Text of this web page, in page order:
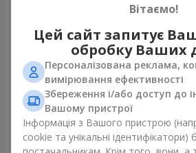
Букет "Небесна блакить"
4 922 грн
Замовити
Букет
Вітаємо!
Цей сайт запитує
обробку Ваших
Персоналізована реклама,
вимірювання ефективності
Збереження і/або доступ до
Вашому пристрої
Інформація з Вашого пристрою
cookie та унікальні ідентифікатори)